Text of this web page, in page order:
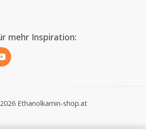
mehr Inspiration:
Ethanolkamin-shop.at